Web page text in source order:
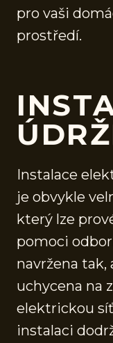
pro vaši
prostředí.
Instalace
je obvykle
který lze
pomoci
navržena tak,
uchycena na
elektrickou
instalaci